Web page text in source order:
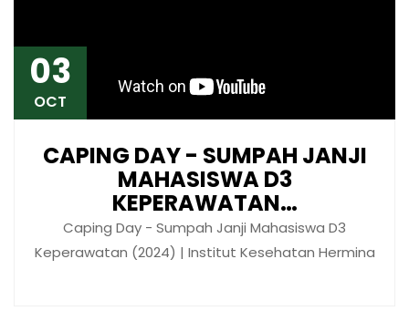
03
OCT
CAPING DAY - SUMPAH JANJI
MAHASISWA D3
KEPERAWATAN…
Caping Day - Sumpah Janji Mahasiswa D3
Keperawatan (2024) | Institut Kesehatan Hermina